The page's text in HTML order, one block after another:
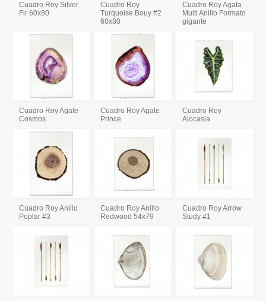
Cuadro Roy Silver
Fir 60x80
Cuadro Roy
Turquoise Bouy #2
60x80
Cuadro Roy Agata
Multi Anillo Formato
gigante
Cuadro Roy Agate
Cosmos
Cuadro Roy Agate
Prince
Cuadro Roy
Alocasia
Cuadro Roy Anillo
Poplar #3
Cuadro Roy Anillo
Redwood 54x79
Cuadro Roy Arrow
Study #1